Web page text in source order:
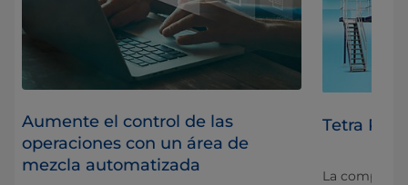
Aumente el control de las
operaciones con un área de
mezcla automatizada
Tetra
La